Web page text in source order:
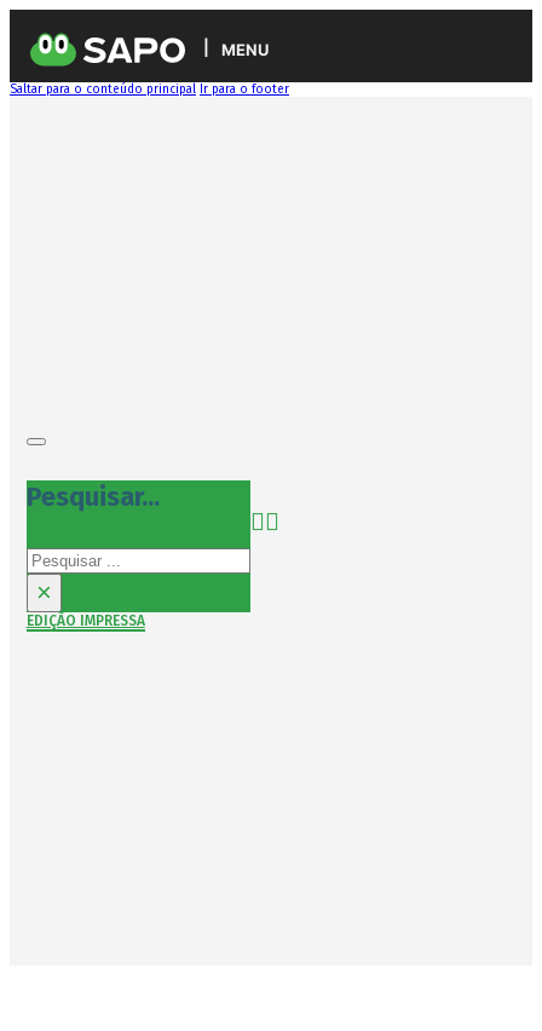
MENU
Saltar para o conteúdo principal Ir para o footer
Pesquisar...
Pesquisar
×
EDIÇÃO IMPRESSA